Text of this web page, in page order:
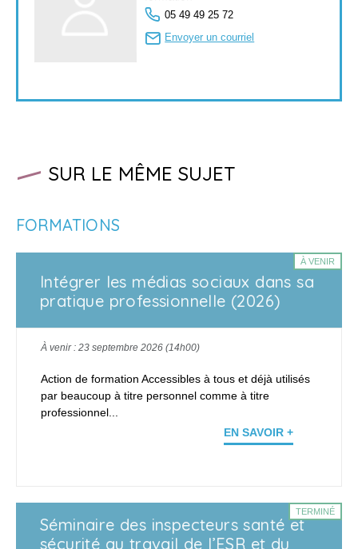
05 49 49 25 72
Envoyer un courriel
SUR LE MÊME SUJET
FORMATIONS
Intégrer les médias sociaux dans sa
pratique professionnelle (2026)
À VENIR
À venir : 23 septembre 2026 (14h00)
Action de formation Accessibles à tous et déjà utilisés
par beaucoup à titre personnel comme à titre
professionnel...
EN SAVOIR +
Séminaire des inspecteurs santé et
sécurité au travail de l’ESR et du
TERMINÉ